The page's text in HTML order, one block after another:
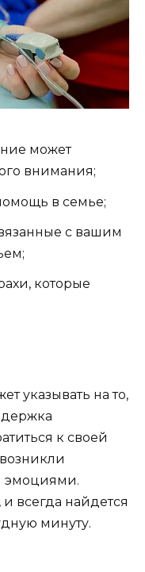
может
внимания;
в семье;
с вашим
которые
указывать на то,
к своей
эмоциями.
всегда найдется
минуту.